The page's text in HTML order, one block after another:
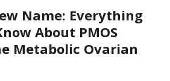
Name: Everything
About PMOS
Metabolic Ovarian